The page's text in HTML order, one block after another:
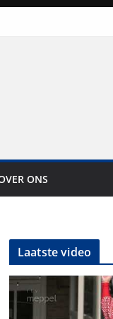
ONS
Laatste video